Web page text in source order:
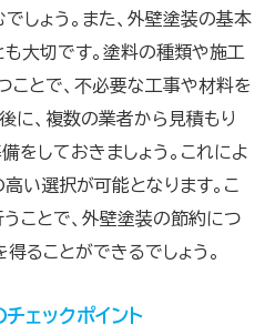
しょう。また、外壁塗装の基本
大切です。塗料の種類や施工
ことで、不必要な工事や材料を
に、複数の業者から見積もり
をしておきましょう。これによ
高い選択が可能となります。こ
ことで、外壁塗装の節約につ
ることができるでしょう。
ェックポイント